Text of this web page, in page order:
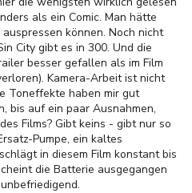
als ein Comic. Man hätte
können. Noch nicht
City gibt es in 300. Und die
besser gefallen als im Film
Kamera-Arbeit ist nicht
Toneffekte haben mir gut
bis auf ein paar Ausnahmen,
Films? Gibt keins - gibt nur so
Pumpe, ein kaltes
in diesem Film konstant bis
die Batterie ausgegangen